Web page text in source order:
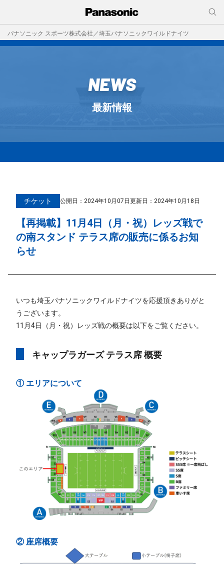
パナソニック スポーツ株式会社／埼玉パナソニックワイルドナイツ
NEWS
最新情報
チケット 公開日： 2024年10月07日 更新日：2024年10月18日
【再掲載】11月4日（月・祝）レッズ戦で
の南スタンド テラス席の販売に係るお知
らせ
いつも埼玉パナソニックワイルドナイツを応援頂きありがと
うございます。
11月4日（月・祝）レッズ戦の概要は以下をご覧ください。
キャップラガーズ テラス席 概要
① エリアについて
② 座席概要